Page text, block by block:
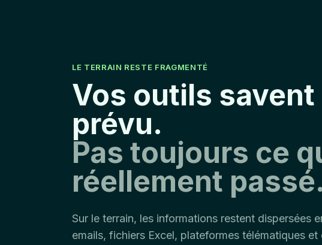
LE TERRAIN RESTE FRAGMENTÉ
Vos outils
prévu.
Pas toujours ce
réellement passé.
Sur le terrain, les informations restent dispersées
emails, fichiers Excel, plateformes télématiques